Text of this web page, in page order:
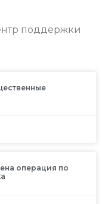
поддержки
операция по